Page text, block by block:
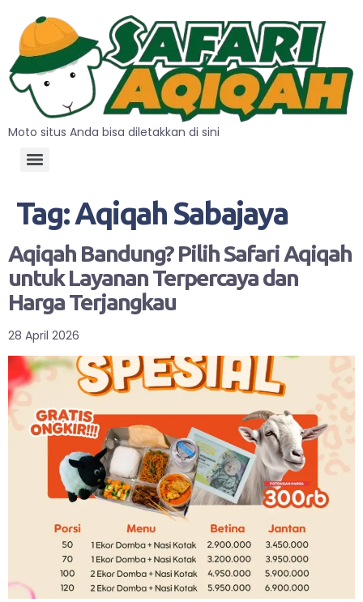
Moto situs Anda bisa diletakkan di sini
Tag:Aqiqah Sabajaya
Aqiqah Bandung? Pilih Safari Aqiqah
untuk Layanan Terpercaya dan
Harga Terjangkau
28 April 2026